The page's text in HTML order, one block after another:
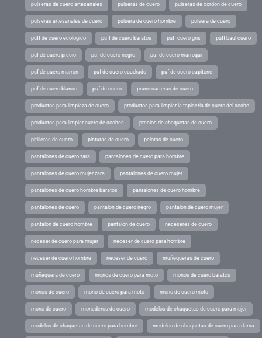
pulseras de cuero artesanales pulseras de cuero pulseras de cordon de cuero
pulseras artesanales de cuero pulsera de cuero hombre pulsera de cuero
puff de cuero ecologico puff de cuero baratos puff cuero gris puff baul cuero
puf de cuero precio puf de cuero negro puf de cuero marroqui
puf de cuero marron puf de cuero cuadrado puf de cuero capitone
puf de cuero blanco puf de cuero prune carteras de cuero
productos para limpieza de cuero productos para limpiar la tapiceria de cuero del coche
productos para limpiar cuero de coches precios de chaquetas de cuero
pitilleras de cuero pinturas de cuero pelotas de cuero
pantalones de cuero zara pantalones de cuero para hombre
pantalones de cuero mujer zara pantalones de cuero mujer
pantalones de cuero hombre baratos pantalones de cuero hombre
pantalones de cuero pantalon de cuero negro pantalon de cuero mujer
pantalon de cuero hombre pantalon de cuero neceseres de cuero
neceser de cuero para mujer neceser de cuero para hombre
neceser de cuero hombre neceser de cuero muñequeras de cuero
muñequera de cuero monos de cuero para moto monos de cuero baratos
monos de cuero mono de cuero para moto mono de cuero moto
mono de cuero monederos de cuero modelos de chaquetas de cuero para mujer
modelos de chaquetas de cuero para hombre modelos de chaquetas de cuero para dama